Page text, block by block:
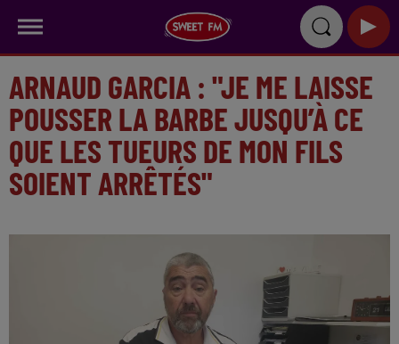
ARNAUD GARCIA : "JE ME LAISSE
POUSSER LA BARBE JUSQU’À CE
QUE LES TUEURS DE MON FILS
SOIENT ARRÊTÉS"